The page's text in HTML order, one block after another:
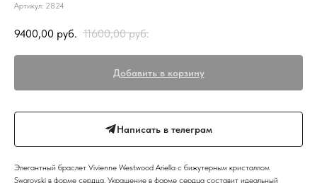
Артикул: 2824
9400,00 руб. 11600,00 руб.
Добавить в корзину
Написать в телеграм
Элегантный браслет Vivienne Westwood Ariella с бижутерным кристаллом
Swarovski в форме сердца. Украшение в форме сердца составит идеальный